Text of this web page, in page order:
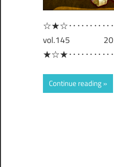
vol.145 2020/5/
Continue reading